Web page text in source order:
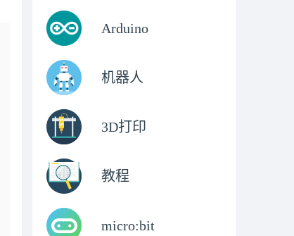
Arduino
机器人
3D打印
教程
micro:bit